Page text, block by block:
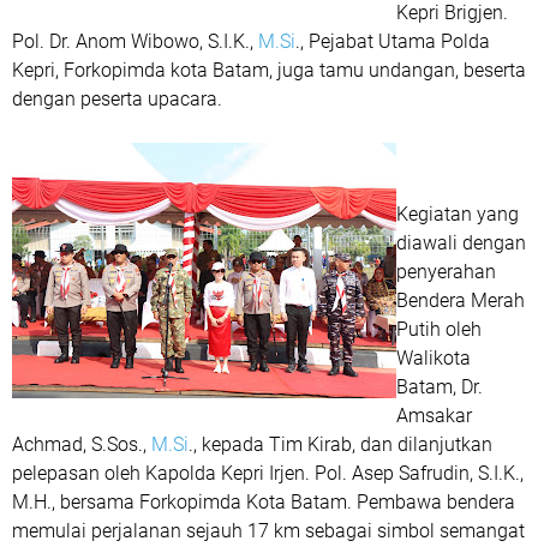
Kepri Brigjen.
Pol. Dr. Anom Wibowo, S.I.K., M.Si., Pejabat Utama Polda
Kepri, Forkopimda kota Batam, juga tamu undangan, beserta
dengan peserta upacara.
Kegiatan yang
diawali dengan
penyerahan
Bendera Merah
Putih oleh
Walikota
Batam, Dr.
Amsakar
Achmad, S.Sos., M.Si., kepada Tim Kirab, dan dilanjutkan
pelepasan oleh Kapolda Kepri Irjen. Pol. Asep Safrudin, S.I.K.,
M.H., bersama Forkopimda Kota Batam. Pembawa bendera
memulai perjalanan sejauh 17 km sebagai simbol semangat